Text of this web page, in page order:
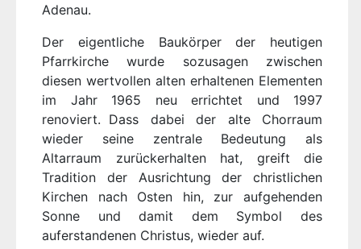
Adenau.
Der eigentliche Baukörper der heutigen
Pfarrkirche wurde sozusagen zwischen
diesen wertvollen alten erhaltenen Elementen
im Jahr 1965 neu errichtet und 1997
renoviert. Dass dabei der alte Chorraum
wieder seine zentrale Bedeutung als
Altarraum zurückerhalten hat, greift die
Tradition der Ausrichtung der christlichen
Kirchen nach Osten hin, zur aufgehenden
Sonne und damit dem Symbol des
auferstandenen Christus, wieder auf.